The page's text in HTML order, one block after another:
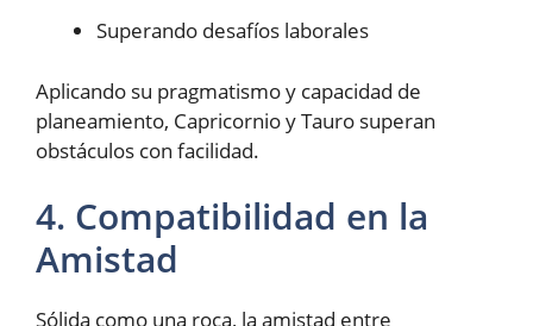
Superando desafíos laborales
Aplicando su pragmatismo y capacidad de
planeamiento, Capricornio y Tauro superan
obstáculos con facilidad.
4. Compatibilidad en la
Amistad
Sólida como una roca, la amistad entre